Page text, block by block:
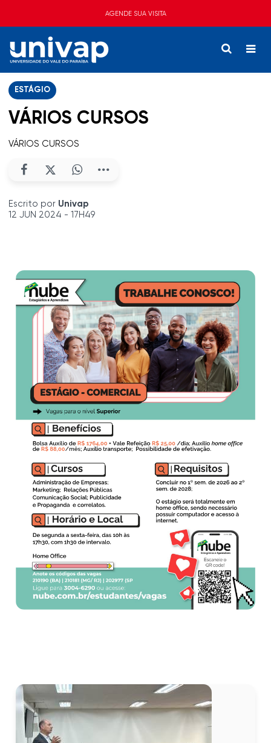
AGENDE SUA VISITA
ESTÁGIO
VÁRIOS CURSOS
VÁRIOS CURSOS
Escrito por Univap
12 JUN 2024 - 17H49